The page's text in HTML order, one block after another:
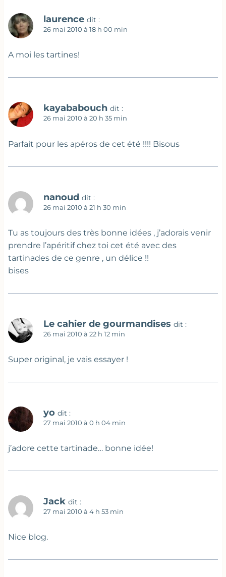
laurence dit :
26 mai 2010 à 18 h 00 min
A moi les tartines!
kayababouch dit :
26 mai 2010 à 20 h 35 min
Parfait pour les apéros de cet été !!!! Bisous
nanoud dit :
26 mai 2010 à 21 h 30 min
Tu as toujours des très bonne idées , j’adorais venir
prendre l’apéritif chez toi cet été avec des
tartinades de ce genre , un délice !!
bises
Le cahier de gourmandises dit :
26 mai 2010 à 22 h 12 min
Super original, je vais essayer !
yo dit :
27 mai 2010 à 0 h 04 min
j’adore cette tartinade… bonne idée!
Jack dit :
27 mai 2010 à 4 h 53 min
Nice blog.